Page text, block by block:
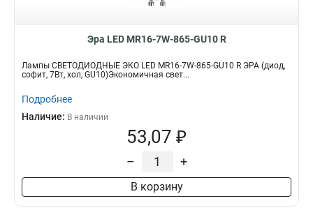
Эра LED MR16-7W-865-GU10 R
Лампы СВЕТОДИОДНЫЕ ЭКО LED MR16-7W-865-GU10 R ЭРА (диод,
софит, 7Вт, хол, GU10)Экономичная свет...
Подробнее
Наличие: В наличии
53,07 ₽
– +
В корзину